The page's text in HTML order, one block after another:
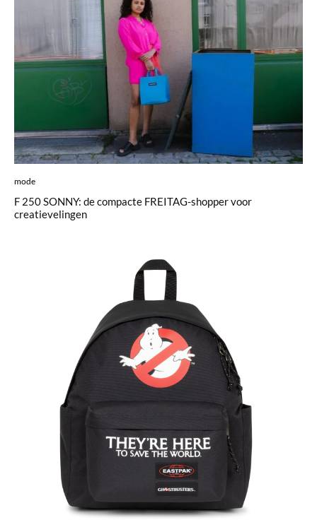
mode
F 250 SONNY: de compacte FREITAG-shopper voor
creatievelingen